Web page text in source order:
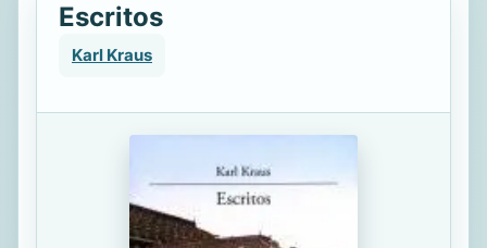
Escritos
Karl Kraus